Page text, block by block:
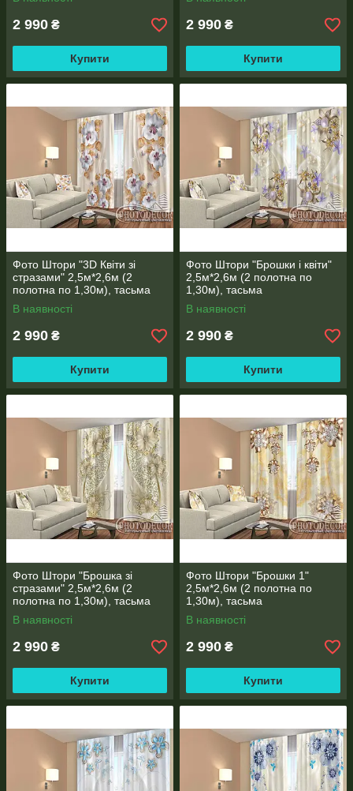
2 990 ₴
Купити
2 990 ₴
Купити
Фото Штори "3D Квіти зі
стразами" 2,5м*2,6м (2
полотна по 1,30м), тасьма
В наявності
2 990 ₴
Купити
Фото Штори "Брошки і квіти"
2,5м*2,6м (2 полотна по
1,30м), тасьма
В наявності
2 990 ₴
Купити
Фото Штори "Брошка зі
стразами" 2,5м*2,6м (2
полотна по 1,30м), тасьма
В наявності
2 990 ₴
Купити
Фото Штори "Брошки 1"
2,5м*2,6м (2 полотна по
1,30м), тасьма
В наявності
2 990 ₴
Купити